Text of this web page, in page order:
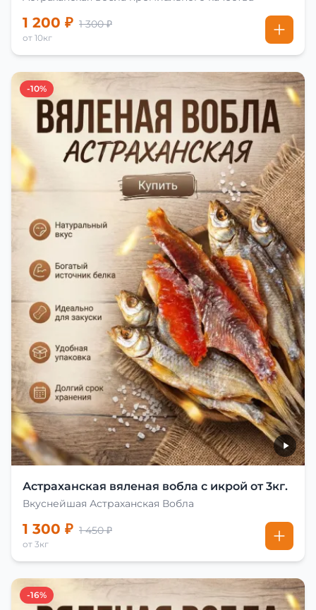
1 200 ₽ 1 300 ₽
от 10кг
-10%
Астраханская вяленая вобла с икрой от 3кг.
Вкуснейшая Астраханская Вобла
1 300 ₽ 1 450 ₽
от 3кг
-16%